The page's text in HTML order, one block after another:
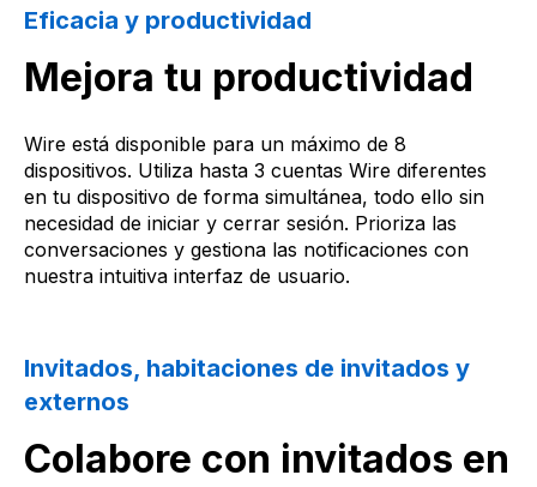
Eficacia y productividad
Mejora tu productividad
Wire está disponible para un máximo de 8
dispositivos. Utiliza hasta 3 cuentas Wire diferentes
en tu dispositivo de forma simultánea, todo ello sin
necesidad de iniciar y cerrar sesión. Prioriza las
conversaciones y gestiona las notificaciones con
nuestra intuitiva interfaz de usuario.
Invitados, habitaciones de invitados y
externos
Colabore con invitados en